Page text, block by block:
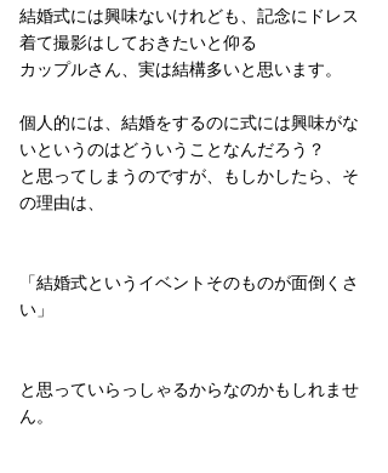
結婚式には興味ないけれども、記念にドレス
着て撮影はしておきたいと仰る
カップルさん、実は結構多いと思います。
個人的には、結婚をするのに式には興味がな
いというのはどういうことなんだろう？
と思ってしまうのですが、もしかしたら、そ
の理由は、
「結婚式というイベントそのものが面倒くさ
い」
と思っていらっしゃるからなのかもしれませ
ん。